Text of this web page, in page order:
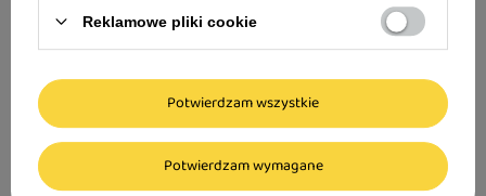
Reklamowe pliki cookie
Potwierdzam wymagane
Potwierdzam wszystkie